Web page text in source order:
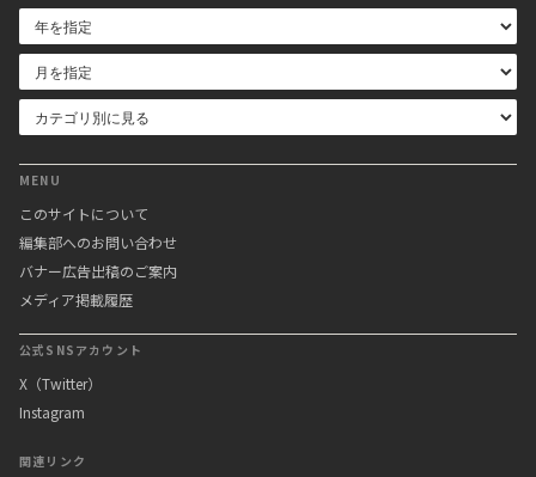
MENU
このサイトについて
編集部へのお問い合わせ
バナー広告出稿のご案内
メディア掲載履歴
公式SNSアカウント
X（Twitter）
Instagram
関連リンク